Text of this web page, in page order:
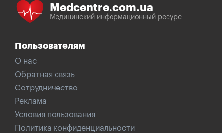
Medcentre.com.ua
Медицинский информационный ресурс
Пользователям
О нас
Обратная связь
Сотрудничество
Реклама
Условия пользования
Политика конфиденциальности